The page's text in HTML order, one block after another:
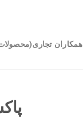
همکاران